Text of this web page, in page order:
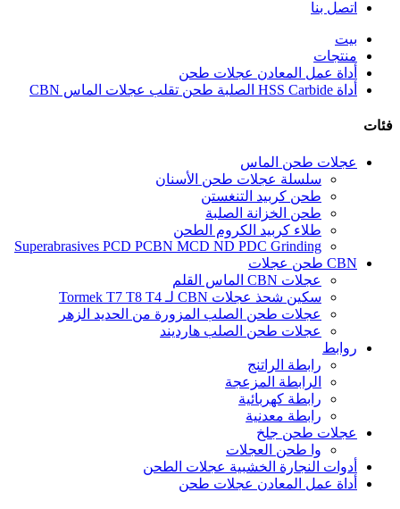
اتصل بنا
بيت
منتجات
أداة عمل المعادن عجلات طحن
أداة HSS Carbide الصلبة طحن تقلب عجلات الماس CBN
فئات
عجلات طحن الماس
سلسلة عجلات طحن الأسنان
طحن كربيد التنغستن
طحن الخزانة الصلبة
طلاء كربيد الكروم الطحن
Superabrasives PCD PCBN MCD ND PDC Grinding
CBN طحن عجلات
عجلات CBN الماس القلم
سكين شحذ عجلات CBN لـ Tormek T7 T8 T4
عجلات طحن الصلب المزورة من الحديد الزهر
عجلات طحن الصلب هارديند
روابط
رابطة الراتنج
الرابطة المزعجة
رابطة كهربائية
رابطة معدنية
عجلات طحن جلخ
وا طحن العجلات
أدوات النجارة الخشبية عجلات الطحن
أداة عمل المعادن عجلات طحن